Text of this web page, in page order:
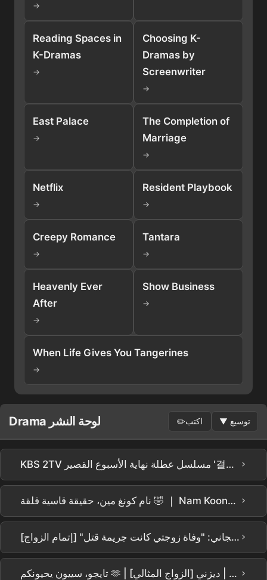
→
Reading Spaces in
K-Dramas
→
Choosing K-
Dramas by
Screenwriter
→
East Palace
→
The Completion of
Marriage
→
Netflix
→
Resident Playbook
→
Creepy Romance
→
Tantara
→
Heavenly Ever
After
→
Show Business
→
When Life Gives You Tangerines
→
Drama لوحة النشر ✏️اكتب ▼ توسيع
KBS 2TV مسلسل عطلة نهاية الأسبوع القصير '결혼의 완성' لي سيول، "يجب أن أبقى على قيد الحياة مهما كلف الأمر!" وضع يائس من الاختطاف والاحتجاز... مشهد 'انفجار غريزة البقاء' وسط خوف شديد! ›
نام كونغ مين، حقيقة قاسية قلقة 🤣 ｜ Nam Koong Min [MTN فانس كام] ›
بارك بيونغ أون يخبر نامغونغ مين عن ماضيه مع الجاني: "وفاة زوجتي كانت جريمة قتل" [إتمام الزواج] | KBS 260712 بث ›
تايجو، سييون يحيونكم 🫶 | [الزواج المثالي] يُعرض الآن | ديزني+ ›